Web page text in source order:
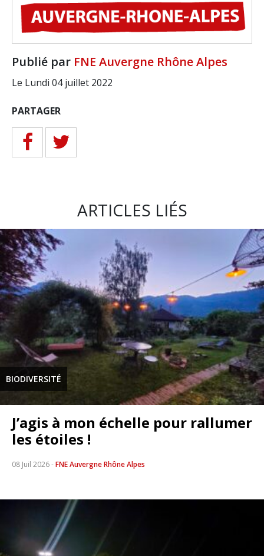
Publié par FNE Auvergne Rhône Alpes
Le Lundi 04 juillet 2022
PARTAGER
ARTICLES LIÉS
BIODIVERSITÉ
J’agis à mon échelle pour rallumer
les étoiles !
08 Juil 2026-FNE Auvergne Rhône Alpes